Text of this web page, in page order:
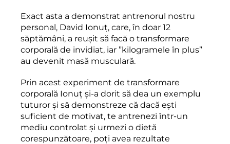
Exact asta a demonstrat antrenorul nostru
personal, David Ionuț, care, în doar 12
săptămâni, a reușit să facă o transformare
corporală de invidiat, iar ”kilogramele în plus”
au devenit masă musculară.
Prin acest experiment de transformare
corporală Ionuț și-a dorit să dea un exemplu
tuturor și să demonstreze că dacă ești
suficient de motivat, te antrenezi într-un
mediu controlat și urmezi o dietă
corespunzătoare, poți avea rezultate